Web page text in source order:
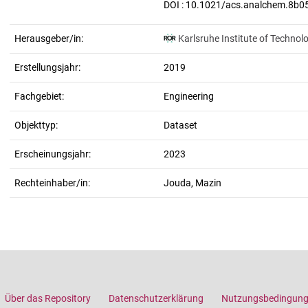
Herausgeber/in: Karlsruhe Institute of
Erstellungsjahr: 2019
Fachgebiet: Engineering
Objekttyp: Dataset
Erscheinungsjahr: 2023
Rechteinhaber/in: Jouda, Mazin
Über das Repository Datenschutzerklärung